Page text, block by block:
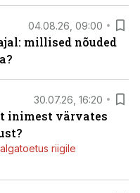
04.08.26, 09:00
millised nõuded
30.07.26, 16:20
inimest värvates
riigile